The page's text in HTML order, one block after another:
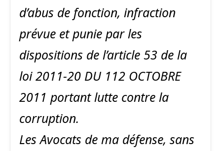
d’abus de fonction, infraction
prévue et punie par les
dispositions de l’article 53 de la
loi 2011-20 DU 112 OCTOBRE
2011 portant lutte contre la
corruption.
Les Avocats de ma défense, sans